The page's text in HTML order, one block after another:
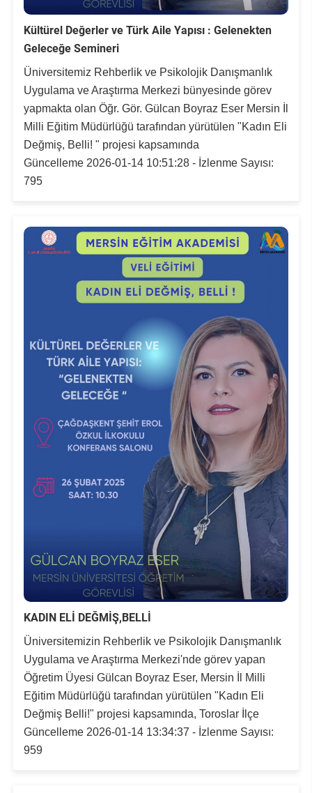
Kültürel Değerler ve Türk Aile Yapısı : Gelenekten
Geleceğe Semineri
Üniversitemiz Rehberlik ve Psikolojik Danışmanlık
Uygulama ve Araştırma Merkezi bünyesinde görev
yapmakta olan Öğr. Gör. Gülcan Boyraz Eser Mersin İl
Milli Eğitim Müdürlüğü tarafından yürütülen "Kadın Eli
Değmiş, Belli! " projesi kapsamında
Güncelleme 2026-01-14 10:51:28 - İzlenme Sayısı:
795
KADIN ELİ DEĞMİŞ,BELLİ
Üniversitemizin Rehberlik ve Psikolojik Danışmanlık
Uygulama ve Araştırma Merkezi'nde görev yapan
Öğretim Üyesi Gülcan Boyraz Eser, Mersin İl Milli
Eğitim Müdürlüğü tarafından yürütülen "Kadın Eli
Değmiş Belli!" projesi kapsamında, Toroslar İlçe
Güncelleme 2026-01-14 13:34:37 - İzlenme Sayısı:
959